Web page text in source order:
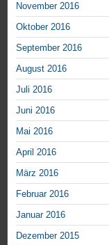
November 2016
Oktober 2016
September 2016
August 2016
Juli 2016
Juni 2016
Mai 2016
April 2016
März 2016
Februar 2016
Januar 2016
Dezember 2015